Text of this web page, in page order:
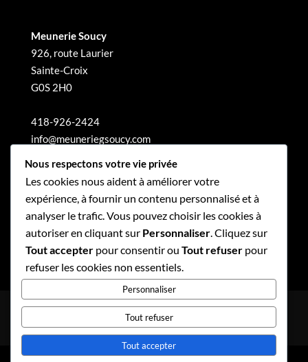
Meunerie Soucy
926, route Laurier
Sainte-Croix
G0S 2H0
418-926-2424
info@meuneriegsoucy.com
Politique de confidentialité
Politique de gouvernance
Nous respectons votre vie privée
Les cookies nous aident à améliorer votre
expérience, à fournir un contenu personnalisé et à
analyser le trafic. Vous pouvez choisir les cookies à
autoriser en cliquant sur Personnaliser . Cliquez sur
Tout accepter pour consentir ou Tout refuser pour
refuser les cookies non essentiels.
Personnaliser
Tout refuser
Tout accepter